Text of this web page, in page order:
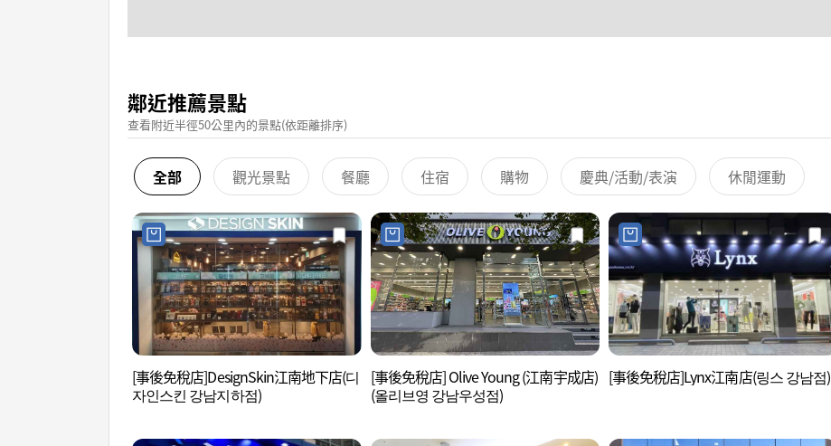
鄰近推薦景點
查看附近半徑50公里內的景點(依距離排序)
全部 觀光景點 餐廳 住宿 購物 慶典/活動/表演 休閒運動
[事後免稅店]DesignSkin江南地下店(디
자인스킨 강남지하점)
[事後免稅店] Olive Young (江南宇成店)
(올리브영 강남우성점)
[事後免稅店]Lynx江南店(링스 강남점)